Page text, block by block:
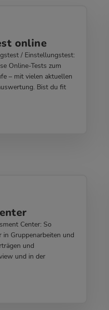
online
/ Einstellungstest:
Online-Tests zum
– mit vielen aktuellen
Bist du fit
Center: So
in Gruppenarbeiten und
und
und in der